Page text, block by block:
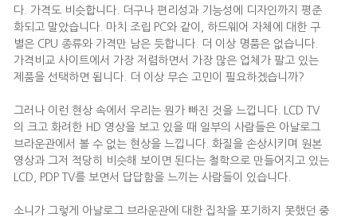
다. 가격도 비슷합니다. 더구나 편리성과 기능성에 디자인까지 평준
화되고 말았습니다. 마치 조립 PC와 같이, 하드웨어 자체에 대한 구
별은 CPU 종류와 가격만 남은 듯합니다. 더 이상 명품은 없습니다.
가격비교 사이트에서 가장 저렴하면서 가장 많은 업체가 팔고 있는
제품을 선택하면 됩니다. 더 이상 무슨 고민이 필요하겠습니까?
그러나 이런 현상 속에서 우리는 뭔가 빠진 것을 느낍니다. LCD TV
의 크고 화려한 HD 영상을 보고 있을 때 일부의 사람들은 아날로그
브라운관에서 볼 수 없는 현상을 느낍니다. 화질을 손상시키며 원본
영상과 그저 적당히 비슷해 보이면 된다는 철학으로 만들어지고 있는
LCD, PDP TV를 보면서 답답함을 느끼는 사람들이 있습니다.
소니가 그렇게 아날로그 브라운관에 대한 집착을 포기하지 못했던 중